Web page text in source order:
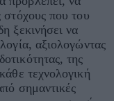
στόχους που του
ξεκινήσει να
αξιολογώντας
της
τεχνολογική
σημαντικές